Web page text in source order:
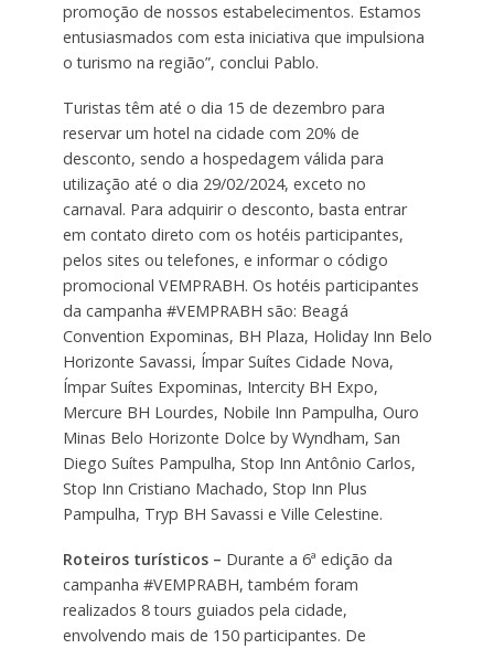
promoção de nossos estabelecimentos. Estamos
entusiasmados com esta iniciativa que impulsiona
o turismo na região”, conclui Pablo.
Turistas têm até o dia 15 de dezembro para
reservar um hotel na cidade com 20% de
desconto, sendo a hospedagem válida para
utilização até o dia 29/02/2024, exceto no
carnaval. Para adquirir o desconto, basta entrar
em contato direto com os hotéis participantes,
pelos sites ou telefones, e informar o código
promocional VEMPRABH. Os hotéis participantes
da campanha #VEMPRABH são: Beagá
Convention Expominas, BH Plaza, Holiday Inn Belo
Horizonte Savassi, Ímpar Suítes Cidade Nova,
Ímpar Suítes Expominas, Intercity BH Expo,
Mercure BH Lourdes, Nobile Inn Pampulha, Ouro
Minas Belo Horizonte Dolce by Wyndham, San
Diego Suítes Pampulha, Stop Inn Antônio Carlos,
Stop Inn Cristiano Machado, Stop Inn Plus
Pampulha, Tryp BH Savassi e Ville Celestine.
Roteiros turísticos – Durante a 6ª edição da
campanha #VEMPRABH, também foram
realizados 8 tours guiados pela cidade,
envolvendo mais de 150 participantes. De